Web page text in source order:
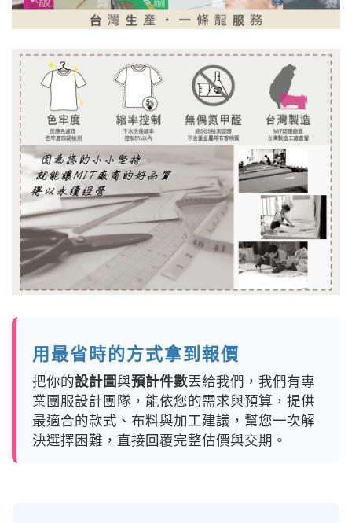
用最省時的方式拿到報價
把你的設計圖與預計件數丟給我們，我們有專
業團服設計團隊，能依您的需求與預算，提供
最適合的款式、布料與加工建議，幫您一次解
決選擇困難，直接回覆完整估價與交期。